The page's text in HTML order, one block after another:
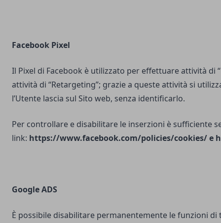
Facebook Pixel
Il Pixel di Facebook è utilizzato per effettuare attività di
attività di “Retargeting”; grazie a queste attività si
l’Utente lascia sul Sito web, senza identificarlo.
Per controllare e disabilitare le inserzioni è sufficiente
link: https://www.facebook.com/policies/cookies/e
Google ADS
È possibile disabilitare permanentemente le funzioni di